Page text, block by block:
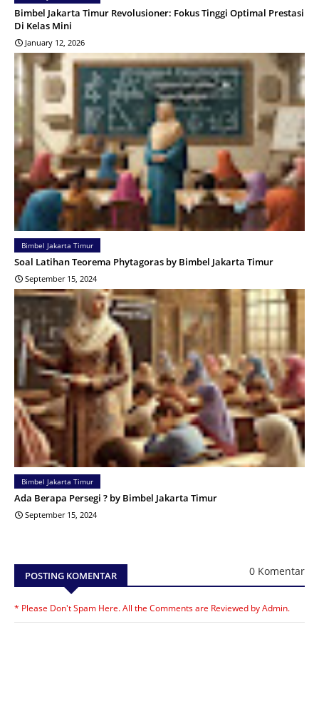
Bimbel Jakarta Timur Revolusioner: Fokus Tinggi Optimal Prestasi
Di Kelas Mini
January 12, 2026
Bimbel Jakarta Timur
Soal Latihan Teorema Phytagoras by Bimbel Jakarta Timur
September 15, 2024
Bimbel Jakarta Timur
Ada Berapa Persegi ? by Bimbel Jakarta Timur
September 15, 2024
POSTING KOMENTAR 0 Komentar
* Please Don't Spam Here. All the Comments are Reviewed by Admin.